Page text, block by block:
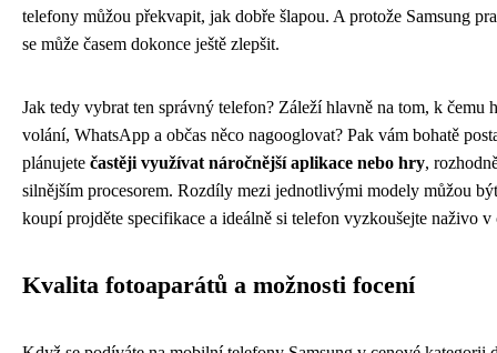
telefony můžou překvapit, jak dobře šlapou. A protože Samsung
se může časem dokonce ještě zlepšit.
Jak tedy vybrat ten správný telefon? Záleží hlavně na tom, k čemu
volání, WhatsApp a občas něco nagooglovat? Pak vám bohatě
plánujete častěji využívat náročnější aplikace nebo hry,
silnějším procesorem. Rozdíly mezi jednotlivými modely můžou
koupí projděte specifikace a ideálně si telefon vyzkoušejte naživo v
Kvalita fotoaparátů a možnosti focení